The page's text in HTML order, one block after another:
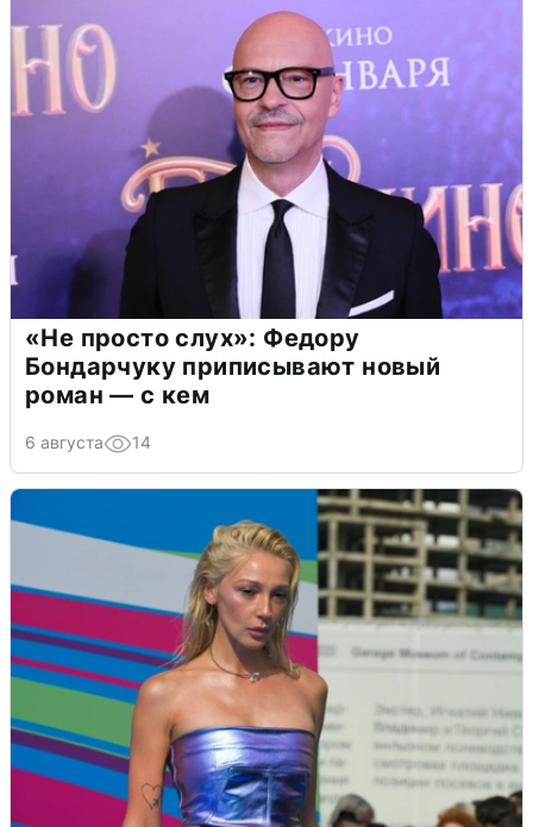
«Не просто слух»: Федору
Бондарчуку приписывают новый
роман — с кем
6 августа 14